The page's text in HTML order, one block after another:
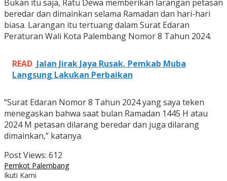
Bukan itu saja, Ratu Dewa memberikan larangan petasan
beredar dan dimainkan selama Ramadan dan hari-hari
biasa. Larangan itu tertuang dalam Surat Edaran
Peraturan Wali Kota Palembang Nomor 8 Tahun 2024.
READ Jalan Jirak Jaya Rusak, Pemkab Muba
Langsung Lakukan Perbaikan
“Surat Edaran Nomor 8 Tahun 2024 yang saya teken
menegaskan bahwa saat bulan Ramadan 1445 H atau
2024 M petasan dilarang beredar dan juga dilarang
dimainkan,” katanya.
Post Views: 612
Pemkot Palembang
Ikuti Kami